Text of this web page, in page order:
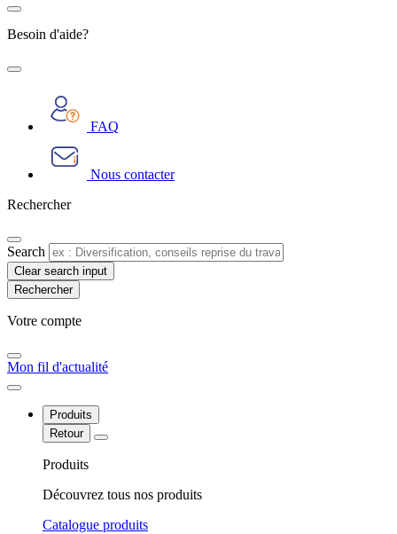
Besoin d'aide?
FAQ
Nous contacter
Rechercher
Search
Clear search input
Votre compte​
Mon fil d'actualité
Produits
Retour
Produits
Découvrez tous nos produits
Catalogue produits